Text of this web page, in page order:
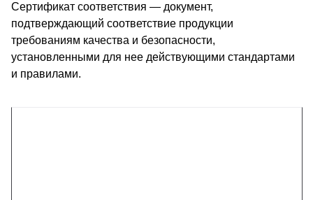
Сертификат соответствия — документ,
подтверждающий соответствие продукции
требованиям качества и безопасности,
установленными для нее действующими стандартами
и правилами.